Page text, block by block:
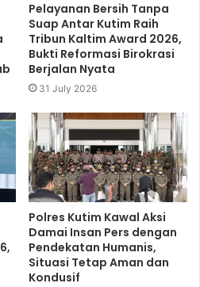
Pelayanan Bersih Tanpa
Suap Antar Kutim Raih
Tribun Kaltim Award 2026,
Bukti Reformasi Birokrasi
Berjalan Nyata
31 July 2026
Polres Kutim Kawal Aksi
Damai Insan Pers dengan
Pendekatan Humanis,
Situasi Tetap Aman dan
Kondusif